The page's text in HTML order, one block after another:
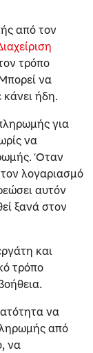
από τον
τρόπο
να
κάνει ήδη.
για
να
Όταν
λογαριασμό
αυτόν
ξανά στον
και
τρόπο
να
από
να